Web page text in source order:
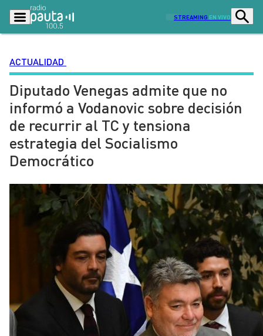
STREAMING EN VIVO
Podcasts Programas
Lo Último Actualidad
Ciudad
Radio en vivo
Entretención y Cultura Opinión
Señal 2
Contenido Patrocinado
ACTUALIDAD
Diputado Venegas admite que no
informó a Vodanovic sobre decisión
de recurrir al TC y tensiona
estrategia del Socialismo
Democrático